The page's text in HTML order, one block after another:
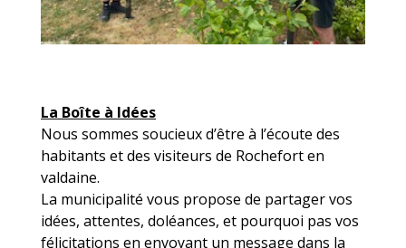
La Boîte à Idées
Nous sommes soucieux d’être à l’écoute des
habitants et des visiteurs de Rochefort en
valdaine.
La municipalité vous propose de partager vos
idées, attentes, doléances, et pourquoi pas vos
félicitations en envoyant un message dans la